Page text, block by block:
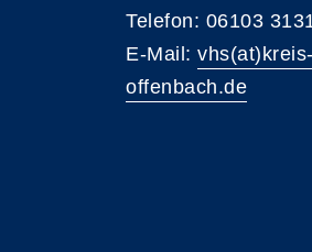
Telefon: 06103
E-Mail: vhs(at)kreis-
offenbach.de